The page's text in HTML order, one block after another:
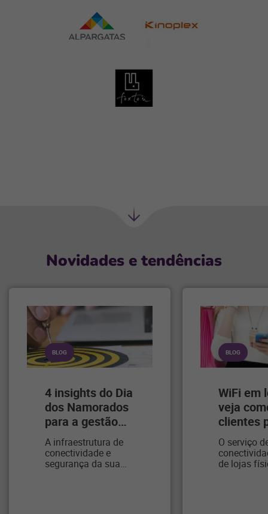
Novidades e tendências
BLOG
4 insights do Dia
dos Namorados
para a gestão…
A infraestrutura de
conectividade e
segurança da sua…
BLOG
WiFi em
veja
clientes
O serviço
de lojas